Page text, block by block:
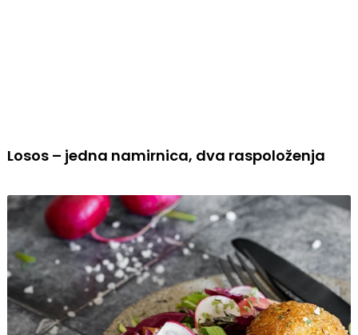
Losos – jedna namirnica, dva raspoloženja